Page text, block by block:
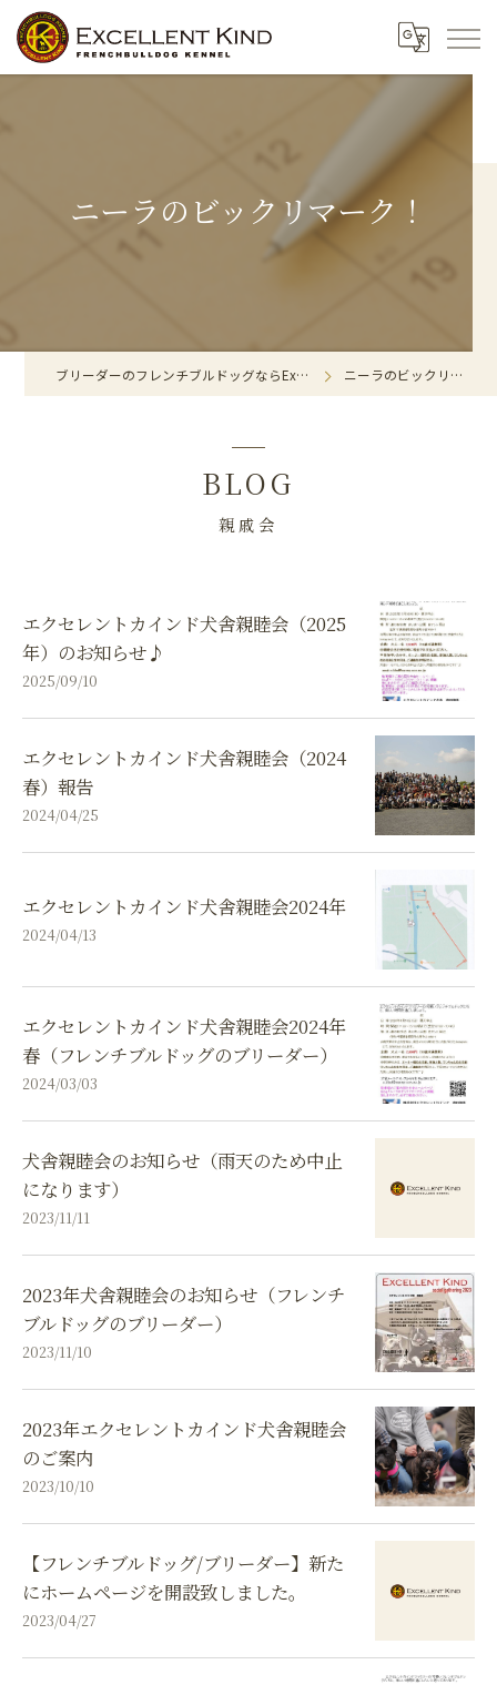
ニーラのビックリマーク！
ブリーダーのフレンチブルドッグならExcellent Kind ニーラのビックリマーク！
BLOG
親戚会
エクセレントカインド犬舎親睦会（2025
年）のお知らせ♪
2025/09/10
エクセレントカインド犬舎親睦会（2024
春）報告
2024/04/25
エクセレントカインド犬舎親睦会2024年
2024/04/13
エクセレントカインド犬舎親睦会2024年
春（フレンチブルドッグのブリーダー）
2024/03/03
犬舎親睦会のお知らせ（雨天のため中止
になります）
2023/11/11
2023年犬舎親睦会のお知らせ（フレンチ
ブルドッグのブリーダー）
2023/11/10
2023年エクセレントカインド犬舎親睦会
のご案内
2023/10/10
【フレンチブルドッグ/ブリーダー】新た
にホームページを開設致しました。
2023/04/27